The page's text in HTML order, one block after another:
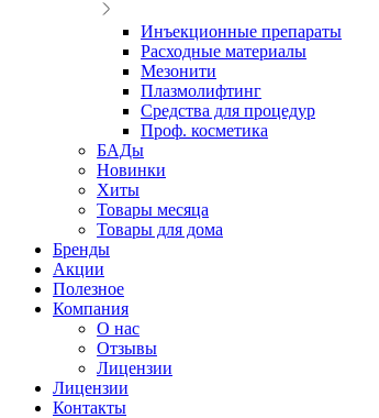
Инъекционные препараты
Расходные материалы
Мезонити
Плазмолифтинг
Средства для процедур
Проф. косметика
БАДы
Новинки
Хиты
Товары месяца
Товары для дома
Бренды
Акции
Полезное
Компания
О нас
Отзывы
Лицензии
Лицензии
Контакты